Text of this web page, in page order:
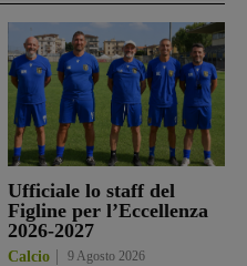
Ufficiale lo staff del
Figline per l’Eccellenza
2026-2027
Calcio 9 Agosto 2026